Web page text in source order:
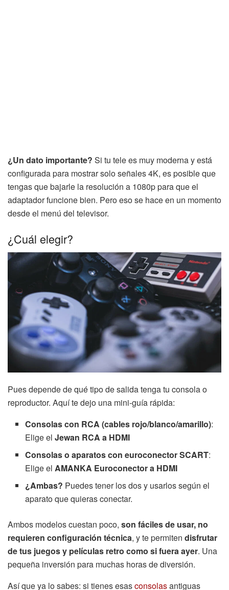
¿Un dato importante? Si tu tele es muy moderna y está
configurada para mostrar solo señales 4K, es posible que
tengas que bajarle la resolución a 1080p para que el
adaptador funcione bien. Pero eso se hace en un momento
desde el menú del televisor.
¿Cuál elegir?
Pues depende de qué tipo de salida tenga tu consola o
reproductor. Aquí te dejo una mini-guía rápida:
Consolas con RCA (cables rojo/blanco/amarillo):
Elige elJewan RCA a HDMI
Consolas o aparatos con euroconector SCART:
Elige elAMANKA Euroconector a HDMI
¿Ambas? Puedes tener los dos y usarlos según el
aparato que quieras conectar.
Ambos modelos cuestan poco, son fáciles de usar, no
requieren configuración técnica, y te permiten disfrutar
de tus juegos y películas retro como si fuera ayer. Una
pequeña inversión para muchas horas de diversión.
Así que ya lo sabes: si tienes esasconsolasantiguas